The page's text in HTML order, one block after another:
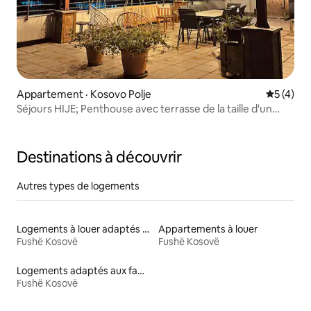
Appartement · Kosovo Polje Note
5 (4)
Séjours HIJE; Penthouse avec terrasse de la taille d'un
Destinations à découvrir
Autres types de logements
Logements à louer adaptés aux animaux
Fushë Kosovë
Appartements à louer
Fushë Kosovë
Logements adaptés aux familles à louer
Fushë Kosovë